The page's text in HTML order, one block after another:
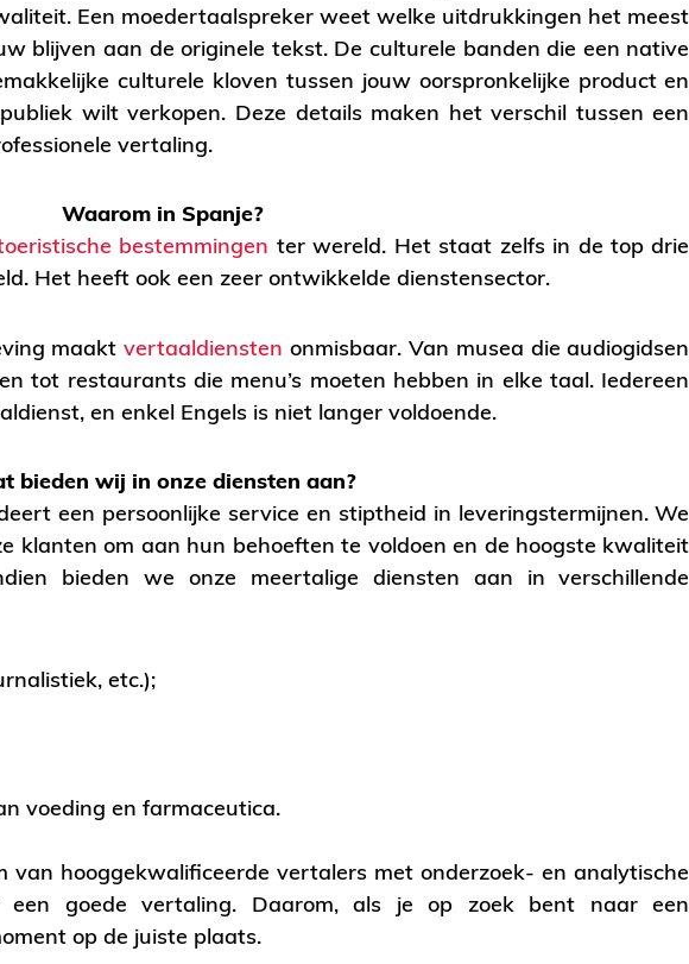
Een moedertaalspreker weet welke uitdrukkingen het meest
blijven aan de originele tekst. De culturele banden die een native
culturele kloven tussen jouw oorspronkelijke product en
wilt verkopen. Deze details maken het verschil tussen een
vertaling.
Waarom in Spanje?
bestemmingen ter wereld. Het staat zelfs in de top drie
Het heeft ook een zeer ontwikkelde dienstensector.
maaktvertaaldiensten onmisbaar. Van musea die audiogidsen
tot restaurants die menu’s moeten hebben in elke taal. Iedereen
en enkel Engels is niet langer voldoende.
bieden wij in onze diensten aan?
een persoonlijke service en stiptheid in leveringstermijnen. We
klanten om aan hun behoeften te voldoen en de hoogste kwaliteit
bieden we onze meertalige diensten aan in verschillende
etc.);
voeding en farmaceutica.
van hooggekwalificeerde vertalers met onderzoek- en analytische
een goede vertaling. Daarom, als je op zoek bent naar een
op de juiste plaats.